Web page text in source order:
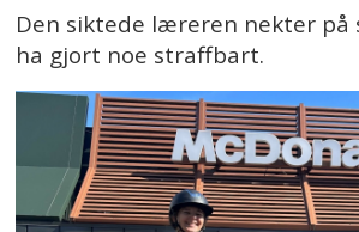
Den siktede læreren nekter på
ha gjort noe straffbart.